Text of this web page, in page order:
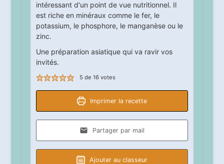
intéressant d'un point de vue nutritionnel. Il
est riche en minéraux comme le fer, le
potassium, le phosphore, le manganèse ou le
zinc.
Une préparation asiatique qui va ravir vos
invités.
5 de 16votes
Imprimer la recette
Partager par mail
Ajouter au classeur